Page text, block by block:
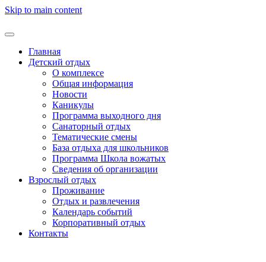
Skip to main content
Главная
Детский отдых
О комплексе
Общая информация
Новости
Каникулы
Программа выходного дня
Санаторный отдых
Тематические смены
База отдыха для школьников
Программа Школа вожатых
Cведения об организации
Взрослый отдых
Проживание
Отдых и развлечения
Календарь событий
Корпоративный отдых
Контакты